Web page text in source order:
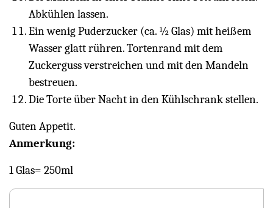
Abkühlen lassen.
Ein wenig Puderzucker (ca. ½ Glas) mit heißem
Wasser glatt rühren. Tortenrand mit dem
Zuckerguss verstreichen und mit den Mandeln
bestreuen.
Die Torte über Nacht in den Kühlschrank stellen.
Guten Appetit.
Anmerkung:
1 Glas= 250ml